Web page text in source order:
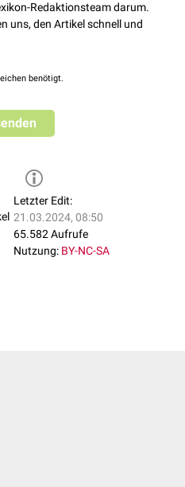
Redaktionsteam darum.
uns, den Artikel schnell und
benötigt.
Letzter Edit:
21.03.2024, 08:50
65.582 Aufrufe
Nutzung: BY-NC-SA